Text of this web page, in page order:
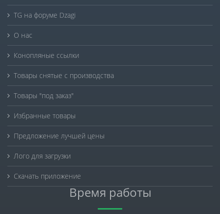
TG на форуме Dzagi
О нас
Конопляные ссылки
Товары снятые с производства
Товары "под заказ"
Избранные товары
Предложение лучшей цены
Лого для загрузки
Скачать приложение
Время работы